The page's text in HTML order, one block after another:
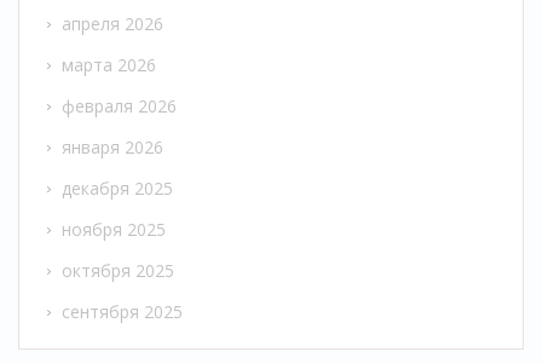
апреля 2026
марта 2026
февраля 2026
января 2026
декабря 2025
ноября 2025
октября 2025
сентября 2025